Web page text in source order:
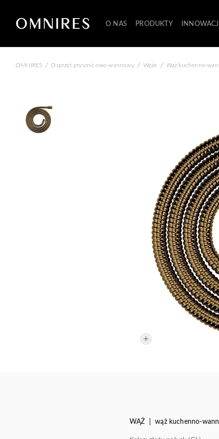
O NAS PRODUKTY
OMNIRES / Osprzęt prysznicowo-wannowy / Węże / Wąż kuchenno-
WĄŻ | wąż kuchenno-